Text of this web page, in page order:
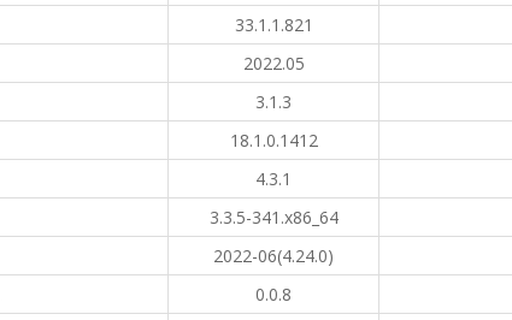
33.1.1.821
2022.05
3.1.3
18.1.0.1412
4.3.1
3.3.5-341.x86_64
2022-06(4.24.0)
0.0.8